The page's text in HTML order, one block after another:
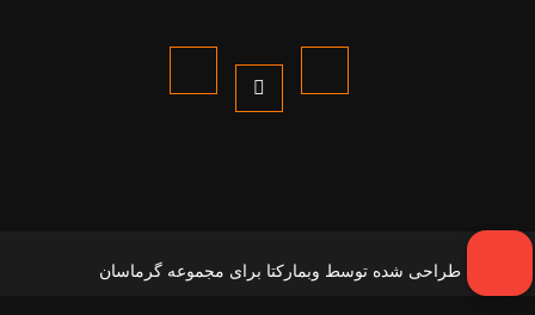
طراحی شده توسط وبمارکتا برای مجموعه گرماسان